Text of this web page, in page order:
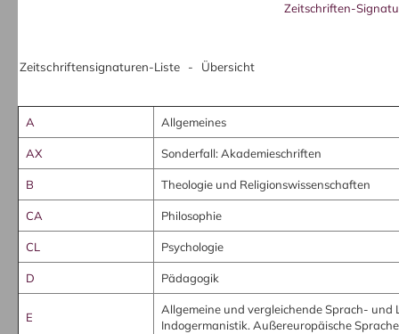
Zeitschriften-
Zeitschriftensignaturen-Liste - Übersicht
A Allgemeines
AX Sonderfall: Akademieschriften
B Theologie und Religionswissenschaften
CA Philosophie
CL Psychologie
D Pädagogik
E
Allgemeine und vergleichende Sprach- und
Indogermanistik. Außereuropäische